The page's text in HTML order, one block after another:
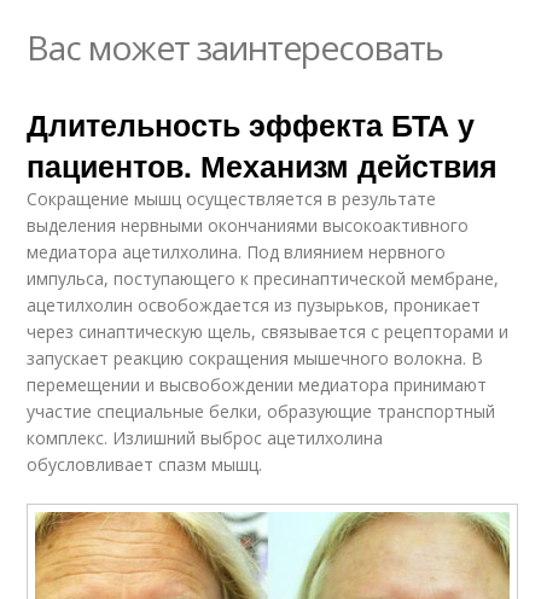
Вас может заинтересовать
Длительность эффекта БТА у
пациентов. Механизм действия
Сокращение мышц осуществляется в результате
выделения нервными окончаниями высокоактивного
медиатора ацетилхолина. Под влиянием нервного
импульса, поступающего к пресинаптической мембране,
ацетилхолин освобождается из пузырьков, проникает
через синаптическую щель, связывается с рецепторами и
запускает реакцию сокращения мышечного волокна. В
перемещении и высвобождении медиатора принимают
участие специальные белки, образующие транспортный
комплекс. Излишний выброс ацетилхолина
обусловливает спазм мышц.